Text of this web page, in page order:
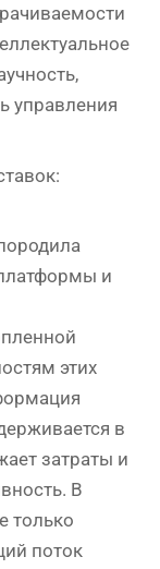
управления
и
этих
в
затраты и
В
только
поток